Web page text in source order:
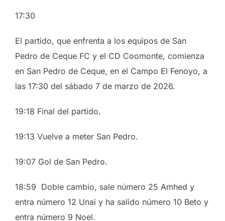
17:30
El partido, que enfrenta a los equipos de San
Pedro de Ceque FC y el CD Coomonte, comienza
en San Pedro de Ceque, en el Campo El Fenoyo, a
las 17:30 del sábado 7 de marzo de 2026.
19:18 Final del partido.
19:13 Vuelve a meter San Pedro.
19:07 Gol de San Pedro.
18:59 Doble cambio, sale número 25 Amhed y
entra número 12 Unai y ha salido número 10 Beto y
entra número 9 Noel.